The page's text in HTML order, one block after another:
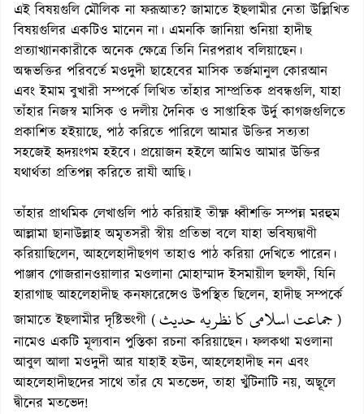
এই বিষয়গুলি মৌলিক না ফরূআত? জামাতে ইছলামীর নেতা উল্লিখিত
বিষয়গুলির একটিও মানেন না। এমনকি জানিয়া শুনিয়া হাদীছ
প্রত্যাখ্যানকারীকে অনেক ক্ষেত্রে তিনি নিরপরাধ বলিয়াছেন।
অন্ধভক্তির পরিবর্তে মওদুদী ছাহেবের মাসিক তর্জমানুল কোরআন
এবং ইমাম বুখারী সম্পর্কে লিখিত তাঁহার সাম্প্রতিক প্রবন্ধগুলি, যাহা
তাঁহার নিজস্ব মাসিক ও দলীয় দৈনিক ও সাপ্তাহিক উর্দু কাগজগুলিতে
প্রকাশিত হইয়াছে, পাঠ করিতে পারিলে আমার উক্তির সত্যতা
সহজেই হৃদয়ংগম হইবে। প্রয়োজন হইলে আমিও আমার উক্তির
যথার্থতা প্রতিপন্ন করিতে রাযী আছি।
তাঁহার প্রাথমিক লেখাগুলি পাঠ করিয়াই তীক্ষ্ণ ধ্বীশক্তি সম্পন্ন মরহুম
আল্লামা ছানাউল্লাহ অমৃতসরী স্বীয় প্রতিভা বলে যাহা ভবিষ্যদ্বাণী
করিয়াছিলেন, আহলেহাদীছগণ তাহাও পাঠ করিয়া দেখিতে পারেন।
পাঞ্জাব গোজরানওয়ালার মওলানা মোহাম্মাদ ইসমায়ীল ছলফী, যিনি
হারাগাছ আহলেহাদীছ কনফারেন্সেও উপস্থিত ছিলেন, হাদীছ সম্পর্কে
জামাতে ইছলামীর দৃষ্টিভংগী ( جماعت اسلامى كا نظريه حديث )
নামেও একটি মূল্যবান পুস্তিকা রচনা করিয়াছেন। ফলকথা মওলানা
আবুল আলা মওদুদী আর যাহাই হউন, আহলেহাদীছ নন এবং
আহলেহাদীছদের সাথে তাঁর যে মতভেদ, তাহা খুঁটিনাটি নয়, অছূলে
দ্বীনের মতভেদ!